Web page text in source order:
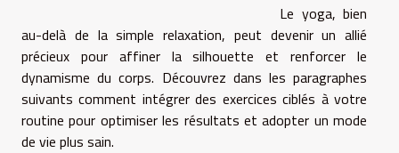
Le yoga, bien
au-delà de la simple relaxation, peut devenir un allié
précieux pour affiner la silhouette et renforcer le
dynamisme du corps. Découvrez dans les paragraphes
suivants comment intégrer des exercices ciblés à votre
routine pour optimiser les résultats et adopter un mode
de vie plus sain.